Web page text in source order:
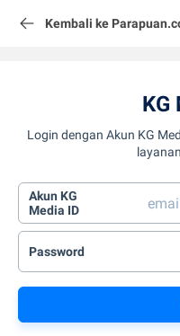
Kembali ke
KG
Login dengan Akun KG
Akun KG
Media ID
Password